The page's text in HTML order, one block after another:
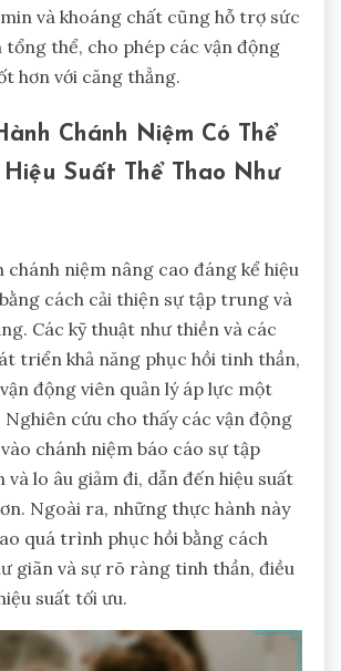
và khoáng chất cũng hỗ trợ sức
tổng thể, cho phép các vận động
hơn với căng thẳng.
Chánh Niệm Có Thể
Hiệu Suất Thể Thao Như
chánh niệm nâng cao đáng kể hiệu
cách cải thiện sự tập trung và
Các kỹ thuật như thiền và các
triển khả năng phục hồi tinh thần,
động viên quản lý áp lực một
Nghiên cứu cho thấy các vận động
chánh niệm báo cáo sự tập
lo âu giảm đi, dẫn đến hiệu suất
Ngoài ra, những thực hành này
quá trình phục hồi bằng cách
giãn và sự rõ ràng tinh thần, điều
suất tối ưu.